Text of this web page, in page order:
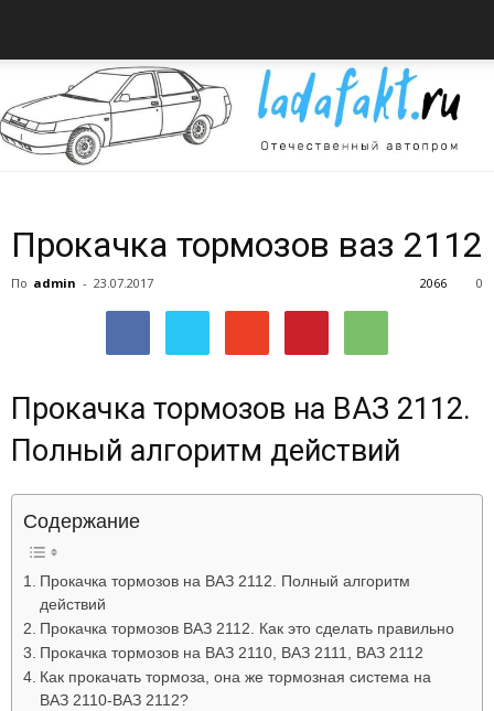
автомобилях
Прокачка тормозов ваз 2112
По admin - 23.07.2017 0
2066
Прокачка тормозов на ВАЗ 2112.
Полный алгоритм действий
Содержание
Прокачка тормозов на ВАЗ 2112. Полный алгоритм
действий
Прокачка тормозов ВАЗ 2112. Как это сделать правильно
Прокачка тормозов на ВАЗ 2110, ВАЗ 2111, ВАЗ 2112
Как прокачать тормоза, она же тормозная система на
ВАЗ 2110-ВАЗ 2112?